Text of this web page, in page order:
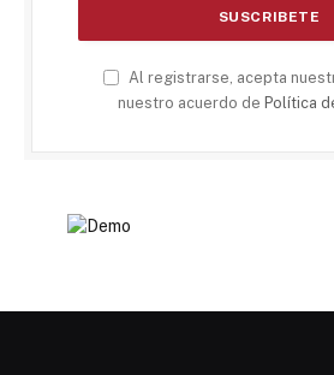
Al registrarse, acepta
nuestro acuerdo de Política